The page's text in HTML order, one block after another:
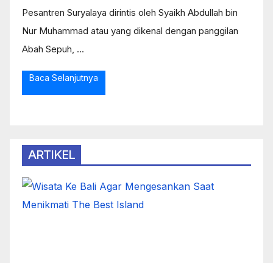
Pesantren Suryalaya dirintis oleh Syaikh Abdullah bin
Nur Muhammad atau yang dikenal dengan panggilan
Abah Sepuh, ...
Baca Selanjutnya
ARTIKEL